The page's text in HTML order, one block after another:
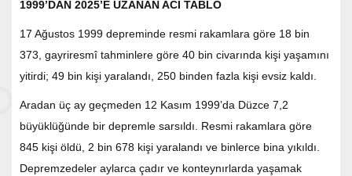
1999’DAN 2025’E UZANAN ACI TABLO
17 Ağustos 1999 depreminde resmi rakamlara göre 18 bin
373, gayriresmî tahminlere göre 40 bin civarında kişi yaşamını
yitirdi; 49 bin kişi yaralandı, 250 binden fazla kişi evsiz kaldı.
Aradan üç ay geçmeden 12 Kasım 1999’da Düzce 7,2
büyüklüğünde bir depremle sarsıldı. Resmi rakamlara göre
845 kişi öldü, 2 bin 678 kişi yaralandı ve binlerce bina yıkıldı.
Depremzedeler aylarca çadır ve konteynırlarda yaşamak